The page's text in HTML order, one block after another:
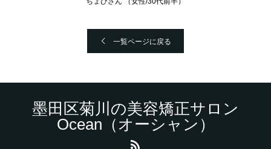
一覧ページに戻る
墨田区菊川の美容矯正サロン
Ocean（オーシャン）